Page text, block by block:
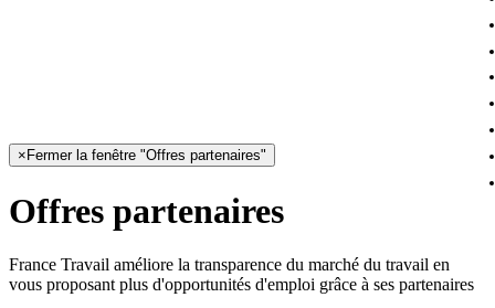
× Fermer la fenêtre "Offres partenaires"
Offres partenaires
France Travail améliore la transparence du marché du travail en
vous proposant plus d'opportunités d'emploi grâce à ses partenaires